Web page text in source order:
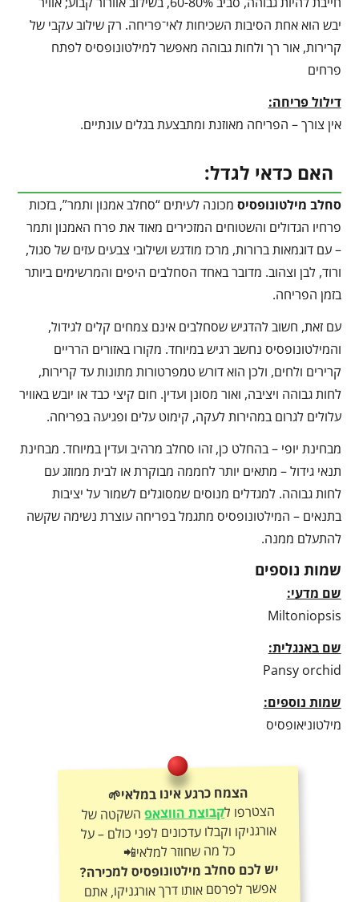
יבש הוא אחת הסיבות השכיחות לאי־פריחה. רק שילוב עקבי של
קרירות, אור רך ולחות גבוהה מאפשר למילטונופסיס לפתח
פרחים
דילול פריחה:
אין צורך – הפריחה מאוזנת ומתבצעת בגלים עונתיים.
האם כדאי לגדל:
סחלב מילטונופסיס מכונה לעיתים “סחלב אמנון ותמר”, בזכות
פרחיו הגדולים והשטוחים המזכירים מאוד את פרח האמנון ותמר
– עם דוגמאות ברורות, מרכז מודגש ושילובי צבעים עזים של סגול,
ורוד, לבן וצהוב. מדובר באחד הסחלבים היפים והמרשימים ביותר
בזמן הפריחה.
עם זאת, חשוב להדגיש שסחלבים אינם צמחים קלים לגידול,
והמילטונופסיס נחשב רגיש במיוחד. מקורו באזורים הרריים
קרירים ולחים, ולכן הוא דורש טמפרטורות מתונות עד קרירות,
לחות גבוהה ויציבה, ואור מסונן ועדין. חום קיצי כבד או יובש באוויר
עלולים לגרום במהירות לעקה, קימוט עלים ופגיעה בפריחה.
מבחינת יופי – בהחלט כן, זהו סחלב מרהיב ועדין במיוחד. מבחינת
תנאי גידול – מתאים יותר לחממה מבוקרת או לבית ממוזג עם
לחות גבוהה. למגדלים מנוסים שמסוגלים לשמור על יציבות
בתנאים – המילטונופסיס מתגמל בפריחה עוצרת נשימה שקשה
להתעלם ממנה.
שמות נוספים
שם מדעי:
Miltoniopsis
שם באנגלית:
Pansy orchid
שמות נוספים:
מילטוניאופסיס
הצמח כרגע אינו במלאי🌱
הצטרפו לקבוצת הווצאפהשקטה של
אורגניקו וקבלו עדכונים לפני כולם – על
כל מה שחוזר למלאי📲
יש לכם סחלב מילטונופסיס למכירה?
אפשר לפרסם אותו דרך אורגניקו, אתם
קובעים את המחיר ואנחנו נעזור בפרסום